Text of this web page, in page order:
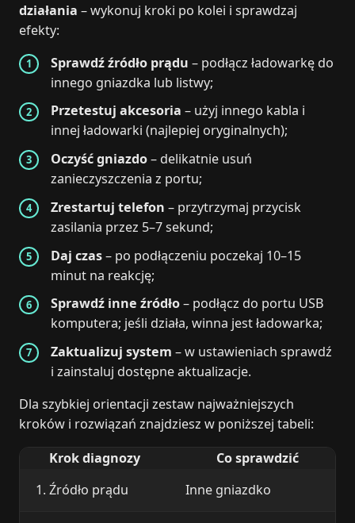
działania – wykonuj kroki po kolei i sprawdzaj
efekty:
Sprawdź źródło prądu – podłącz ładowarkę do
innego gniazdka lub listwy;
Przetestuj akcesoria – użyj innego kabla i
innej ładowarki (najlepiej oryginalnych);
Oczyść gniazdo– delikatnie usuń
zanieczyszczenia z portu;
Zrestartuj telefon – przytrzymaj przycisk
zasilania przez 5–7 sekund;
Daj czas– po podłączeniu poczekaj 10–15
minut na reakcję;
Sprawdź inne źródło– podłącz do portu USB
komputera; jeśli działa, winna jest ładowarka;
Zaktualizuj system – w ustawieniach sprawdź
i zainstaluj dostępne aktualizacje.
Dla szybkiej orientacji zestaw najważniejszych
kroków i rozwiązań znajdziesz w poniższej tabeli:
Krok diagnozy
Co sprawdzić
1. Źródło prądu
Inne gniazdko